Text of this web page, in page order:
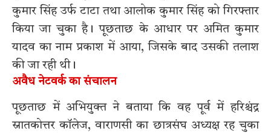
कुमार सिंह उर्फ टाटा तथा आलोक कुमार सिंह को गिरफ्तार
किया जा चुका है। पूछताछ के आधार पर अमित कुमार
यादव का नाम प्रकाश में आया, जिसके बाद उसकी तलाश
की जा रही थी।
अवैध नेटवर्क का संचालन
पूछताछ में अभियुक्त ने बताया कि वह पूर्व में हरिश्चंद्र
स्नातकोत्तर कॉलेज, वाराणसी का छात्रसंघ अध्यक्ष रह चुका